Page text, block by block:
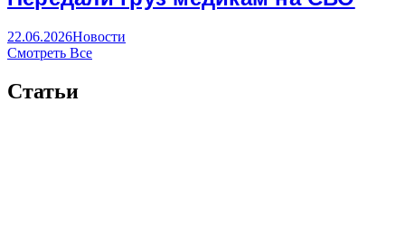
22.06.2026Новости
Смотреть Все
Статьи